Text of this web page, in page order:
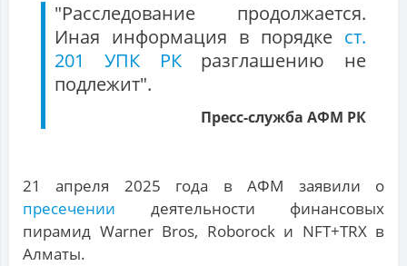
"Расследование продолжается.
Иная информация в порядке ст.
201 УПК РКразглашению не
подлежит".
Пресс-служба АФМ РК
21 апреля 2025 года в АФМ заявили о
пресечении деятельности финансовых
пирамид Warner Bros, Roborock и NFT+TRX в
Алматы.